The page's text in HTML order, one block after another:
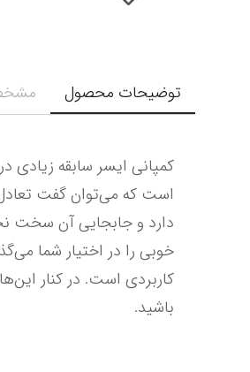
توضیحات محصول
باشید.